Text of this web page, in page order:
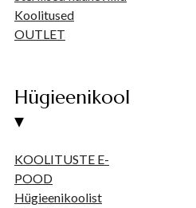
Koolitused
OUTLET
Hügieenikool
▾
KOOLITUSTE E-
POOD
Hügieenikoolist